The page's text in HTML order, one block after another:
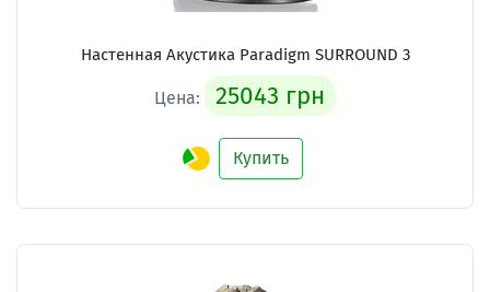
Настенная Акустика Paradigm SURROUND 3
Цена: 25043 грн
Купить